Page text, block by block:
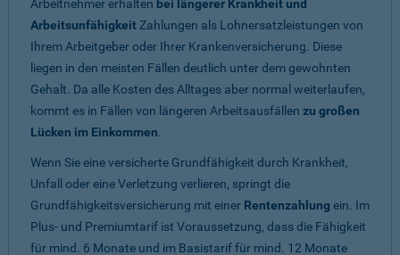
Arbeitnehmer erhalten bei längerer Krankheit und
ArbeitsunfähigkeitZahlungen als Lohnersatzleistungen von
Ihrem Arbeitgeber oder Ihrer Krankenversicherung. Diese
liegen in den meisten Fällen deutlich unter dem gewohnten
Gehalt. Da alle Kosten des Alltages aber normal weiterlaufen,
kommt es in Fällen von längeren Arbeitsausfällen zu großen
Lücken im Einkommen.
Wenn Sie eine versicherte Grundfähigkeit durch Krankheit,
Unfall oder eine Verletzung verlieren, springt die
Grundfähigkeitsversicherung mit einer Rentenzahlung ein. Im
Plus- und Premiumtarif ist Voraussetzung, dass die Fähigkeit
für mind. 6 Monate und im Basistarif für mind. 12 Monate